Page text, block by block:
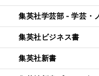
集英社学芸部 - 学芸・
集英社ビジネス書
集英社新書